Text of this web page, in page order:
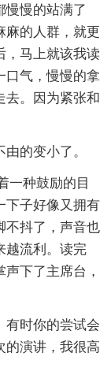
慢慢的站满了
麻的人群，就更
，马上就该我读
口气，慢慢的拿
去。因为紧张和
的变小了。
一种鼓励的目
下子好像又拥有
不抖了，声音也
越流利。读完
下了主席台，
有时你的尝试会
的演讲，我很高